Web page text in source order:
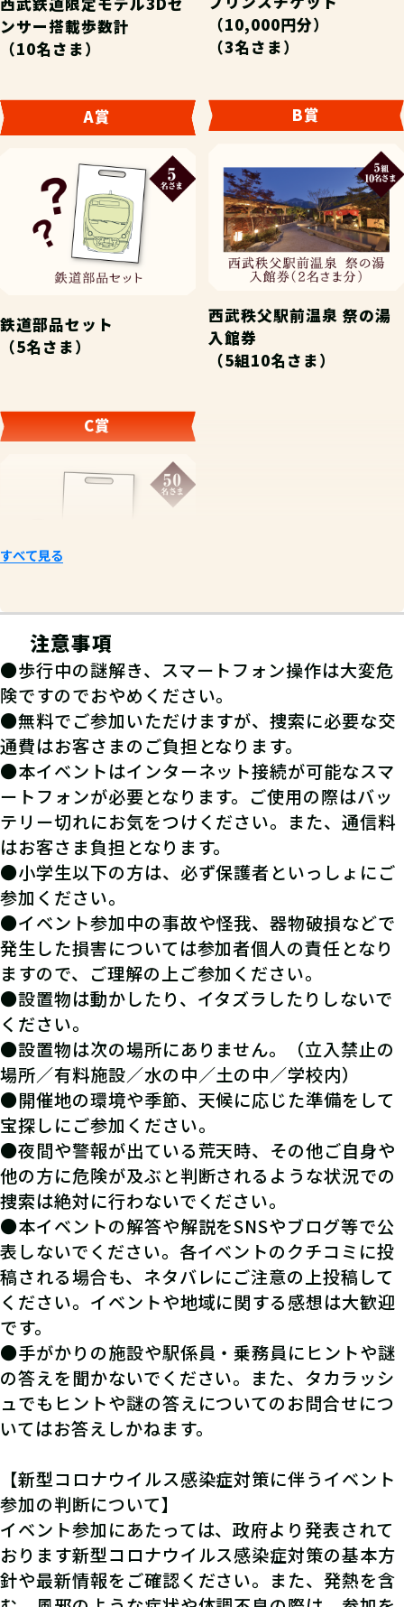
ンサー搭載歩数計
（10名さま）
（10,000円分）
（3名さま）
A賞
鉄道部品セット
（5名さま）
B賞
西武秩父駅前温泉 祭の湯
入館券
（5組10名さま）
C賞
（50名さま）
すべて見る
注意事項
●歩行中の謎解き、スマートフォン操作は大変危
険ですのでおやめください。
●無料でご参加いただけますが、捜索に必要な交
通費はお客さまのご負担となります。
●本イベントはインターネット接続が可能なスマ
ートフォンが必要となります。ご使用の際はバッ
テリー切れにお気をつけください。また、通信料
はお客さま負担となります。
●小学生以下の方は、必ず保護者といっしょにご
参加ください。
●イベント参加中の事故や怪我、器物破損などで
発生した損害については参加者個人の責任となり
ますので、ご理解の上ご参加ください。
●設置物は動かしたり、イタズラしたりしないで
ください。
●設置物は次の場所にありません。（立入禁止の
場所／有料施設／水の中／土の中／学校内）
●開催地の環境や季節、天候に応じた準備をして
宝探しにご参加ください。
●夜間や警報が出ている荒天時、その他ご自身や
他の方に危険が及ぶと判断されるような状況での
捜索は絶対に行わないでください。
●本イベントの解答や解説をSNSやブログ等で公
表しないでください。各イベントのクチコミに投
稿される場合も、ネタバレにご注意の上投稿して
ください。イベントや地域に関する感想は大歓迎
です。
●手がかりの施設や駅係員・乗務員にヒントや謎
の答えを聞かないでください。また、タカラッシ
ュでもヒントや謎の答えについてのお問合せにつ
いてはお答えしかねます。
【新型コロナウイルス感染症対策に伴うイベント
参加の判断について】
イベント参加にあたっては、政府より発表されて
おります新型コロナウイルス感染症対策の基本方
針や最新情報をご確認ください。また、発熱を含